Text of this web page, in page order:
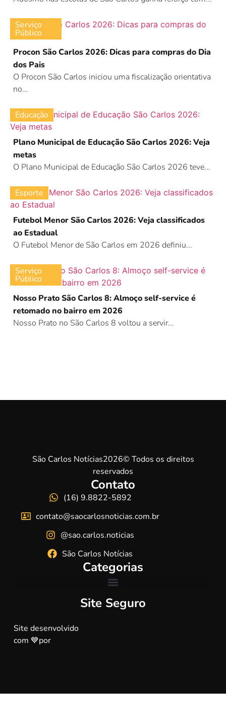
Serviço
Público
Procon São Carlos 2026: Dicas para compras do Dia
dos Pais
O Procon São Carlos iniciou uma fiscalização orientativa
no...
Educação
Plano Municipal de Educação São Carlos 2026: Veja
metas
O Plano Municipal de Educação São Carlos 2026 teve...
Esporte
Futebol Menor São Carlos 2026: Veja classificados
ao Estadual
O Futebol Menor de São Carlos em 2026 definiu...
Serviço
Público
Nosso Prato São Carlos 8: Almoço self-service é
retomado no bairro em 2026
Nosso Prato no São Carlos 8 voltou a servir...
São Carlos Notícias2026© Todos os direitos
reservados
Contato
(16) 9.8822-5892
contato@saocarlosnoticias.com.br
@sao.carlos.noticias
São Carlos Notícias
Categorias
Site Seguro
Site desenvolvido
com 💙por